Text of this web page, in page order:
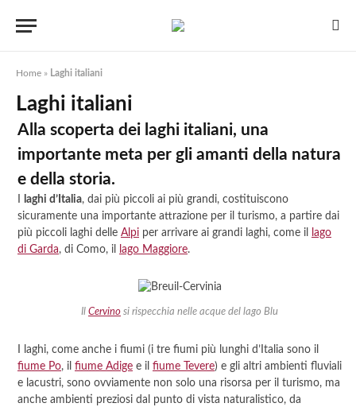
Home » Laghi italiani
Laghi italiani
Alla scoperta dei laghi italiani, una
importante meta per gli amanti della natura
e della storia.
laghi d’Italia, dai più piccoli ai più grandi, costituiscono
sicuramente una importante attrazione per il turismo, a partire dai
più piccoli laghi delle Alpi per arrivare ai grandi laghi, come il
lago
di Garda, di Como, il lago Maggiore.
Il Cervino si rispecchia nelle acque del lago Blu
I laghi, come anche i fiumi (i tre fiumi più lunghi d’Italia sono il
fiume Po, il fiume Adige e il fiume Tevere) e gli altri ambienti fluviali
e lacustri, sono ovviamente non solo una risorsa per il turismo, ma
anche ambienti preziosi dal punto di vista naturalistico, da